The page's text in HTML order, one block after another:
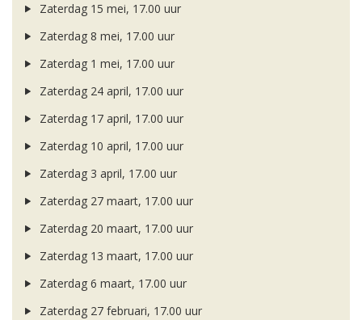
Zaterdag 15 mei, 17.00 uur
Zaterdag 8 mei, 17.00 uur
Zaterdag 1 mei, 17.00 uur
Zaterdag 24 april, 17.00 uur
Zaterdag 17 april, 17.00 uur
Zaterdag 10 april, 17.00 uur
Zaterdag 3 april, 17.00 uur
Zaterdag 27 maart, 17.00 uur
Zaterdag 20 maart, 17.00 uur
Zaterdag 13 maart, 17.00 uur
Zaterdag 6 maart, 17.00 uur
Zaterdag 27 februari, 17.00 uur